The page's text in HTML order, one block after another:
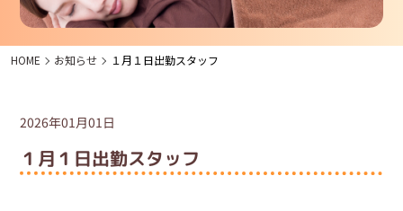
HOME お知らせ １月１日出勤スタッフ
2026年01月01日
１月１日出勤スタッフ